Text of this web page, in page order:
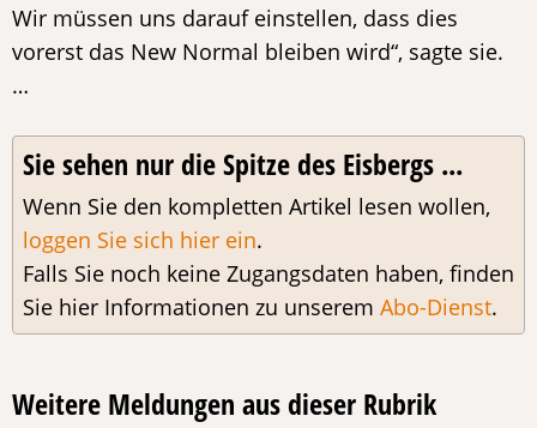
Wir müssen uns darauf einstellen, dass dies
vorerst das New Normal bleiben wird“, sagte sie.
…
Sie sehen nur die Spitze des Eisbergs ...
Wenn Sie den kompletten Artikel lesen wollen,
loggen Sie sich hier ein.
Falls Sie noch keine Zugangsdaten haben, finden
Sie hier Informationen zu unserem Abo-Dienst.
Weitere Meldungen aus dieser Rubrik